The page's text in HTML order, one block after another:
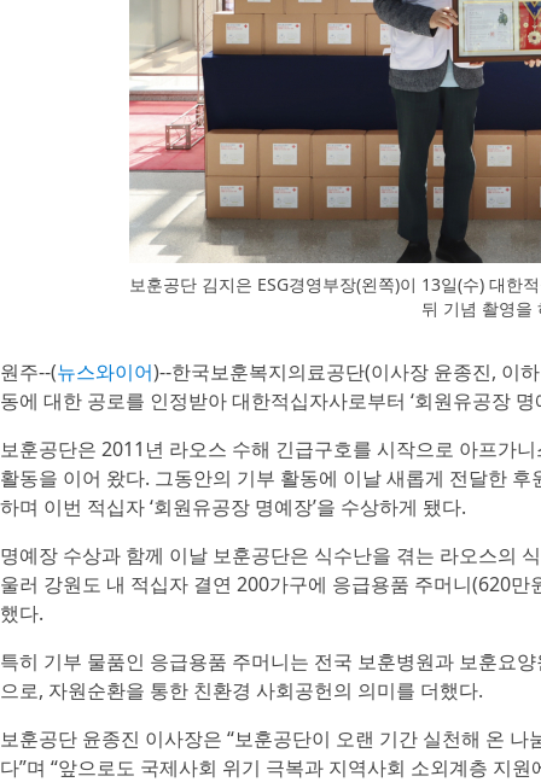
보훈공단 김지은 ESG경영부장(왼쪽)이 13일(수) 대한
뒤 기념 촬영을
원주--(뉴스와이어)--한국보훈복지의료공단(이사장 윤종진, 이
동에 대한 공로를 인정받아 대한적십자사로부터 ‘회원유공장
보훈공단은 2011년 라오스 수해 긴급구호를 시작으로 아프가
활동을 이어 왔다. 그동안의 기부 활동에 이날 새롭게 전달한
하며 이번 적십자 ‘회원유공장 명예장’을 수상하게 됐다.
명예장 수상과 함께 이날 보훈공단은 식수난을 겪는 라오스의
울러 강원도 내 적십자 결연 200가구에 응급용품 주머니(620
했다.
특히 기부 물품인 응급용품 주머니는 전국 보훈병원과 보훈요
으로, 자원순환을 통한 친환경 사회공헌의 의미를 더했다.
보훈공단 윤종진 이사장은 “보훈공단이 오랜 기간 실천해 온
다”며 “앞으로도 국제사회 위기 극복과 지역사회 소외계층 지